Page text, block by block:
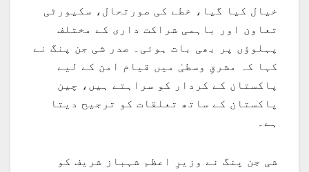
خیال کیا گیا، خطے کی صورتحال، سکیورٹی
تعاون اور باہمی شراکت داری کے مختلف
پہلوؤں پر بھی بات ہوئی۔ صدر شی جن پنگ نے
کہا کہ مشرقِ وسطیٰ میں قیام امن کے لیے
پاکستان کے کردار کو سراہتے ہیں، چین
پاکستان کے ساتھ تعلقات کو ترجیح دیتا
ہے۔
شی جن پنگ نے وزیرِ اعظم شہباز شریف کو